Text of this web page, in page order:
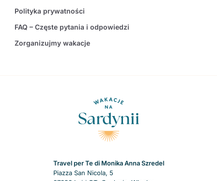
Polityka prywatności
FAQ – Częste pytania i odpowiedzi
Zorganizujmy wakacje
Travel per Te di Monika Anna Szredel
Piazza San Nicola, 5